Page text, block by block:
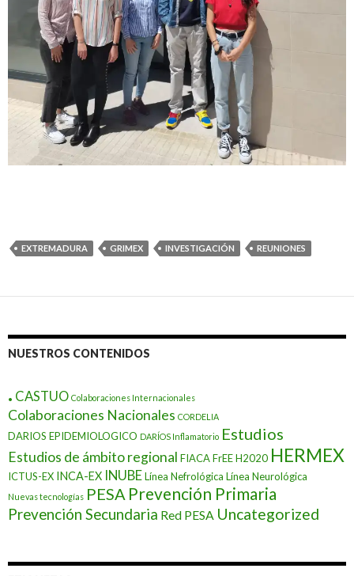
EXTREMADURA GRIMEX INVESTIGACIÓN REUNIONES
NUESTROS CONTENIDOS
. CASTUO Colaboraciones Internacionales
Colaboraciones Nacionales CORDELIA
DARIOS EPIDEMIOLOGICO DARÍOS Inflamatorio Estudios
Estudios de ámbito regional FIACAFrEEH2020 HERMEX
ICTUS-EX INCA-EX INUBELínea Nefrológica Línea Neurológica
Nuevas tecnologías PESA Prevención Primaria
Prevención Secundaria Red PESA Uncategorized